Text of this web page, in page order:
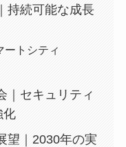
持続可能な成長
ートシティ
｜セキュリティ
化
望｜2030年の実